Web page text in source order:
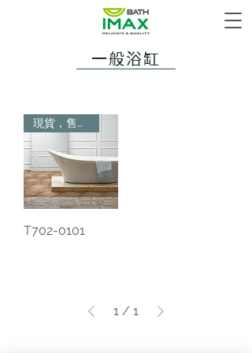
一般浴缸
現貨，售完為止
T702-0101
1 / 1